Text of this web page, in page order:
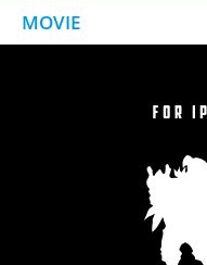
MOVIE